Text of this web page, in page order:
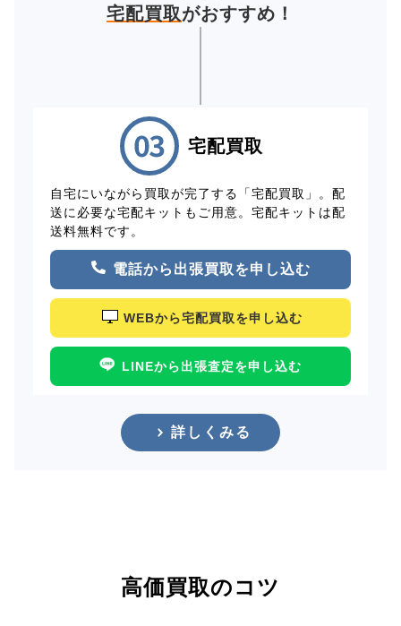
宅配買取がおすすめ！
宅配買取
自宅にいながら買取が完了する「宅配買取」。配
送に必要な宅配キットもご用意。宅配キットは配
送料無料です。
電話から出張買取を申し込む
WEBから宅配買取を申し込む
LINEから出張査定を申し込む
詳しくみる
高価買取のコツ